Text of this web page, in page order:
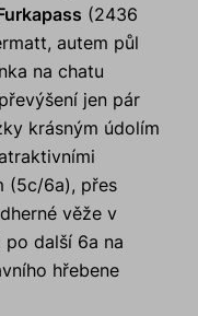
(2436
autem půl
na chatu
jen pár
krásným údolím
(5c/6a), přes
věže v
po další 6a na
hřebene